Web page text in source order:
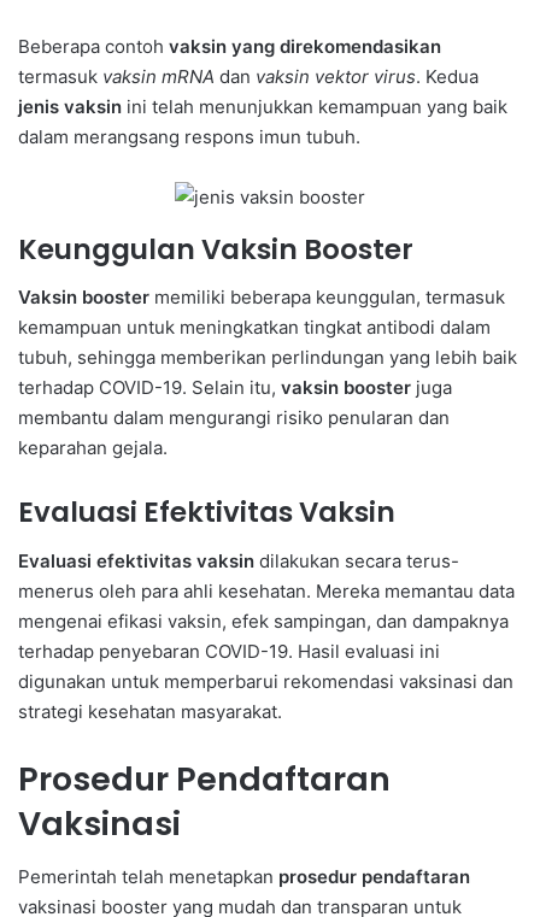
Beberapa contoh vaksin yang direkomendasikan
termasuk vaksin mRNA dan vaksin vektor virus. Kedua
jenis vaksin ini telah menunjukkan kemampuan yang baik
dalam merangsang respons imun tubuh.
Keunggulan Vaksin Booster
Vaksin booster memiliki beberapa keunggulan, termasuk
kemampuan untuk meningkatkan tingkat antibodi dalam
tubuh, sehingga memberikan perlindungan yang lebih baik
terhadap COVID-19. Selain itu, vaksin booster juga
membantu dalam mengurangi risiko penularan dan
keparahan gejala.
Evaluasi Efektivitas Vaksin
Evaluasi efektivitas vaksin dilakukan secara terus-
menerus oleh para ahli kesehatan. Mereka memantau data
mengenai efikasi vaksin, efek sampingan, dan dampaknya
terhadap penyebaran COVID-19. Hasil evaluasi ini
digunakan untuk memperbarui rekomendasi vaksinasi dan
strategi kesehatan masyarakat.
Prosedur Pendaftaran
Vaksinasi
Pemerintah telah menetapkan prosedur pendaftaran
vaksinasi booster yang mudah dan transparan untuk